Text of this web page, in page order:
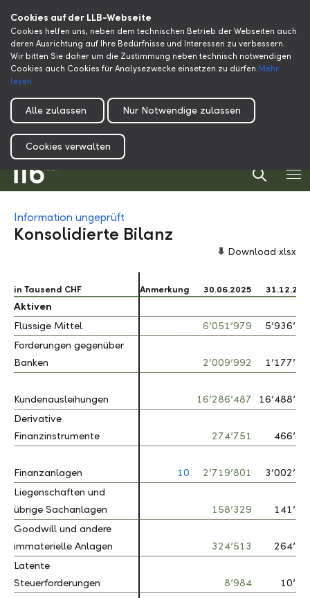
Cookies auf der LLB-Webseite
Cookies helfen uns, neben dem technischen Betrieb der Webseiten auch
deren Ausrichtung auf Ihre Bedürfnisse und Interessen zu verbessern.
Wir bitten Sie daher um die Zustimmung neben technisch notwendigen
Cookies auch Cookies für Analysezwecke einsetzen zu dürfen.Mehr
lesen
Alle zulassen Nur Notwendige zulassen
Cookies verwalten
Information ungeprüft
Konsolidierte Bilanz
Download xlsx
in Tausend CHF Anmerkung 30.06.2025
Aktiven
Flüssige Mittel
6’051’979
Forderungen gegenüber
Banken
2’009’992
Kundenausleihungen 16’286’487
Derivative
Finanzinstrumente
274’751
Finanzanlagen 10 2’719’801
Liegenschaften und
übrige Sachanlagen
158’329
Goodwill und andere
immaterielle Anlagen
324’513
Latente
Steuerforderungen
8’984
in Tausend CHF
Aktiven
Flüssige Mittel
Forderungen gegenüber
Banken
Kundenausleihungen
Derivative
Finanzinstrumente
Finanzanlagen
Liegenschaften und
übrige Sachanlagen
Goodwill und andere
immaterielle Anlagen
Latente
Steuerforderungen